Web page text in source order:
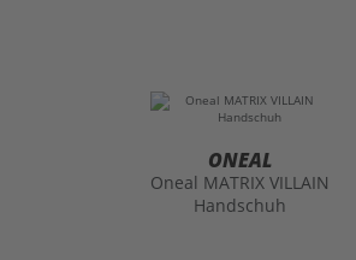
ONEAL
Oneal MATRIX VILLAIN
Handschuh